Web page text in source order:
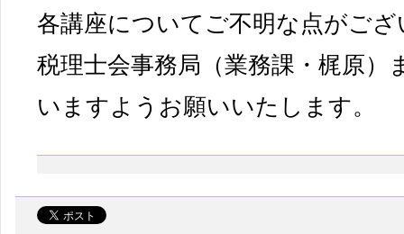
各講座についてご不明な点がご
税理士会事務局（業務課・梶原）
いますようお願いいたします。